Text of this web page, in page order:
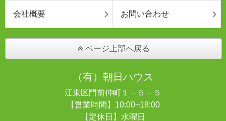
会社概要 お問い合わせ
ページ上部へ戻る
（有）朝日ハウス
江東区門前仲町１－５－５
【営業時間】10:00~18:00
【定休日】水曜日